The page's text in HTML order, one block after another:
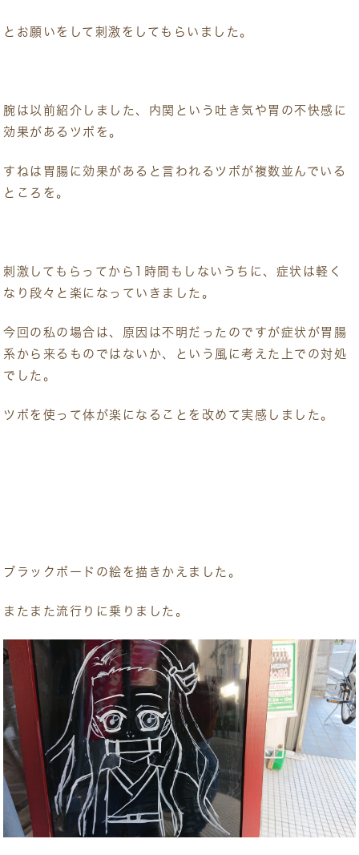
とお願いをして刺激をしてもらいました。
腕は以前紹介しました、内関という吐き気や胃の不快感に
効果があるツボを。
すねは胃腸に効果があると言われるツボが複数並んでいる
ところを。
刺激してもらってから1時間もしないうちに、症状は軽く
なり段々と楽になっていきました。
今回の私の場合は、原因は不明だったのですが症状が胃腸
系から来るものではないか、という風に考えた上での対処
でした。
ツボを使って体が楽になることを改めて実感しました。
ブラックボードの絵を描きかえました。
またまた流行りに乗りました。